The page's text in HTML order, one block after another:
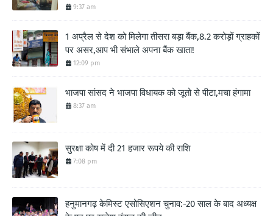
9:37 am
1 अप्रैल से देश को मिलेगा तीसरा बड़ा बैंक,8.2 करोड़ों ग्राहकों
पर असर,आप भी संभाले अपना बैंक खाता!
12:09 pm
भाजपा सांसद ने भाजपा विधायक को जूतो से पीटा,मचा हंगामा
8:37 am
सुरक्षा कोष में दी 21 हजार रूपये की राशि
7:08 pm
हनुमानगढ़ केमिस्ट एसोसिएशन चुनाव:-20 साल के बाद अध्यक्ष